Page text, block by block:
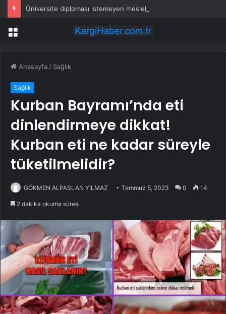
Menü
Anasayfa / Sağlık
Sağlık
Kurban Bayramı’nda eti
dinlendirmeye dikkat!
Kurban eti ne kadar süreyle
tüketilmelidir?
GÖKMEN ALPASLAN YILMAZ Temmuz 5, 2023 0 14
2 dakika okuma süresi